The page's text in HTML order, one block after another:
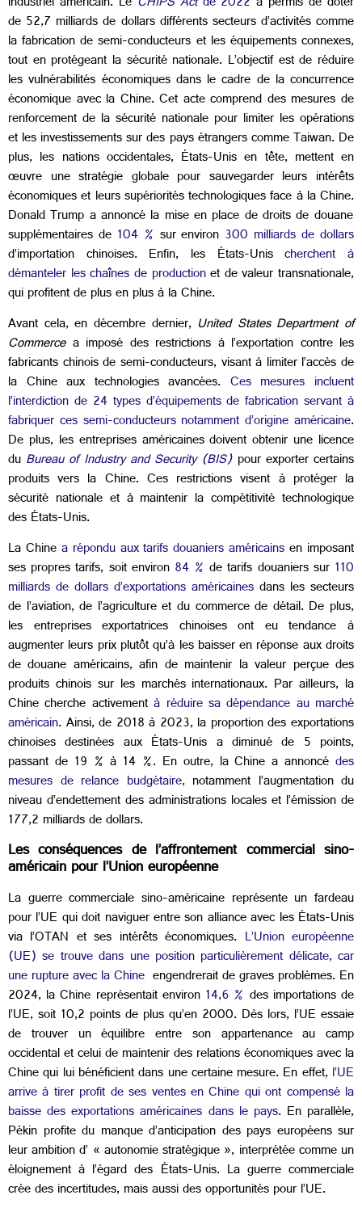
de 52,7 milliards de dollars différents secteurs d’activités comme
la fabrication de semi-conducteurs et les équipements connexes,
tout en protégeant la sécurité nationale. L’objectif est de réduire
les vulnérabilités économiques dans le cadre de la concurrence
économique avec la Chine. Cet acte comprend des mesures de
renforcement de la sécurité nationale pour limiter les opérations
et les investissements sur des pays étrangers comme Taiwan. De
plus, les nations occidentales, États-Unis en tête, mettent en
œuvre une stratégie globale pour sauvegarder leurs intérêts
économiques et leurs supériorités technologiques face à la Chine.
Donald Trump a annoncé la mise en place de droits de douane
supplémentaires de 104 % sur environ 300 milliards de dollars
d’importation chinoises. Enfin, les États-Unis cherchent à
démanteler les chaînes de productionet de valeur transnationale,
qui profitent de plus en plus à la Chine.
Avant cela, en décembre dernier, United States Department of
Commercea imposé des restrictions à l’exportation contre les
fabricants chinois de semi-conducteurs, visant à limiter l’accès de
la Chine aux technologies avancées. Ces mesures incluent
l’interdiction de 24 types d’équipements de fabrication servant à
fabriquer ces semi-conducteurs notamment d’origine américaine.
De plus, les entreprises américaines doivent obtenir une licence
du Bureau of Industry and Security (BIS)pour exporter certains
produits vers la Chine. Ces restrictions visent à protéger la
sécurité nationale et à maintenir la compétitivité technologique
des États-Unis.
La Chinea répondu aux tarifs douaniers américainsen imposant
ses propres tarifs, soit environ 84 %de tarifs douaniers sur110
milliards de dollars d’exportations américaines dans les secteurs
de l’aviation, de l’agriculture et du commerce de détail. De plus,
les entreprises exportatrices chinoises ont eu tendance à
augmenter leurs prix plutôt qu’à les baisser en réponse aux droits
de douane américains, afin de maintenir la valeur perçue des
produits chinois sur les marchés internationaux. Par ailleurs, la
Chine cherche activement à réduire sa dépendance au marché
américain. Ainsi, de 2018 à 2023, la proportion des exportations
chinoises destinées aux États-Unis a diminué de 5 points,
passant de 19 % à 14 %. En outre, la Chine a annoncé des
mesures de relance budgétaire, notamment l’augmentation du
niveau d’endettement des administrations locales et l’émission de
177,2 milliards de dollars.
Les conséquences de l’affrontement commercial sino-
américain pour l’Union européenne
La guerre commerciale sino-américaine représente un fardeau
pour l’UE qui doit naviguer entresonalliance avec les États-Unis
via l’OTAN et ses intérêts économiques. L’Union européenne
(UE) se trouve dans une position particulièrement délicate, car
une rupture avec la Chine engendrerait de graves problèmes. En
2024, la Chine représentait environ 14,6 % des importations de
l’UE, soit 10,2 points de plus qu’en 2000. Dès lors, l’UE essaie
de trouver un équilibre entre son appartenance au camp
occidental et celui de maintenir des relations économiques avec la
Chine qui lui bénéficient dans une certaine mesure. En effet,l’UE
arrive à tirer profit de ses ventes en Chine qui ont compensé la
baisse des exportations américaines dans le pays. En parallèle,
Pékin profite du manque d’anticipation des pays européens sur
leur ambition d’ « autonomie stratégique », interprétée comme un
éloignement à l’égard des États-Unis. La guerre commerciale
crée des incertitudes, mais aussi des opportunités pour l’UE.